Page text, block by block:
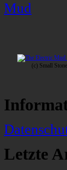
(c) Small
Letzte